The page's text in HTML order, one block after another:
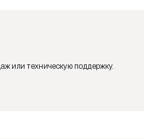
или техническую поддержку.